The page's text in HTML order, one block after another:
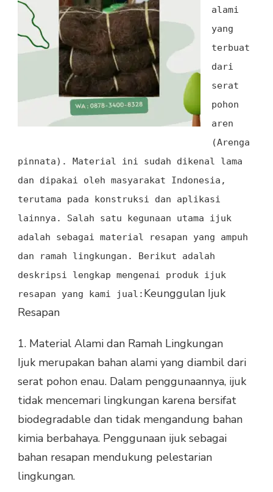
alami
yang
terbuat
dari
serat
pohon
aren
(Arenga
pinnata). Material ini sudah dikenal lama
dan dipakai oleh masyarakat Indonesia,
terutama pada konstruksi dan aplikasi
lainnya. Salah satu kegunaan utama ijuk
adalah sebagai material resapan yang ampuh
dan ramah lingkungan. Berikut adalah
deskripsi lengkap mengenai produk ijuk
resapan yang kami jual: Keunggulan Ijuk
Resapan
1. Material Alami dan Ramah Lingkungan
Ijuk merupakan bahan alami yang diambil dari
serat pohon enau. Dalam penggunaannya, ijuk
tidak mencemari lingkungan karena bersifat
biodegradable dan tidak mengandung bahan
kimia berbahaya. Penggunaan ijuk sebagai
bahan resapan mendukung pelestarian
lingkungan.